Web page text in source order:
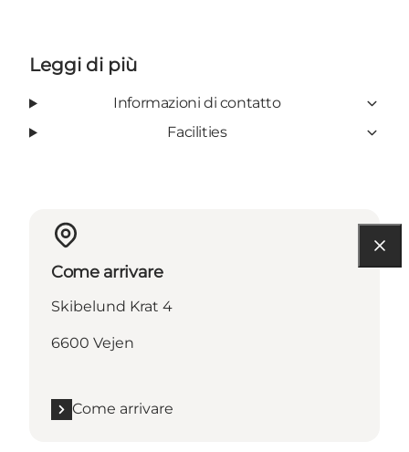
Leggi di più
Informazioni di contatto
Facilities
Come arrivare
Skibelund Krat 4
6600 Vejen
Come arrivare